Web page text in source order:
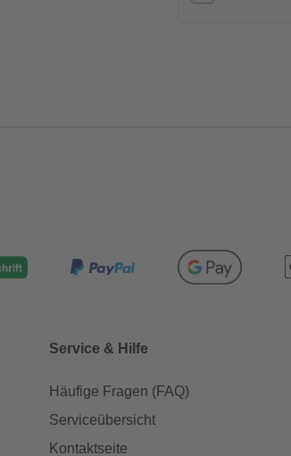
Service & Hilfe
Häufige Fragen (FAQ)
Serviceübersicht
Kontaktseite